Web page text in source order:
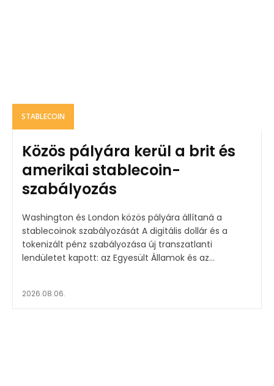
STABLECOIN
Közös pályára kerül a brit és
amerikai stablecoin-
szabályozás
Washington és London közös pályára állítaná a
stablecoinok szabályozását A digitális dollár és a
tokenizált pénz szabályozása új transzatlanti
lendületet kapott: az Egyesült Államok és az...
2026.08.06.